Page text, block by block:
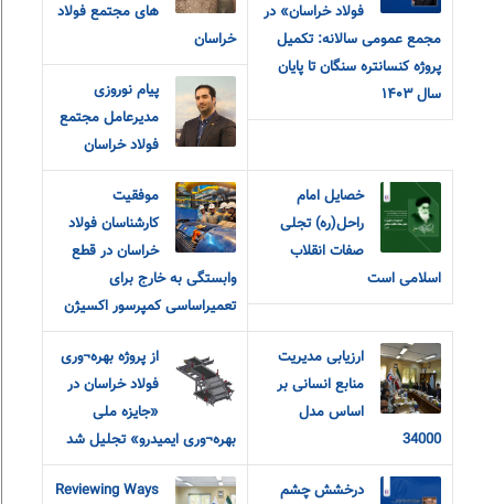
فولاد خراسان» در
مجمع عمومی سالانه: تکمیل
پروژه کنسانتره سنگان تا پایان
سال ۱۴۰۳
های مجتمع فولاد
خراسان
پیام نوروزی
مدیرعامل مجتمع
فولاد خراسان
خصایل امام
راحل(ره) تجلی
صفات انقلاب
اسلامی است
موفقیت
کارشناسان فولاد
خراسان در قطع
وابستگی به خارج برای
تعمیراساسی کمپرسور اکسیژن
ارزیابی مدیریت
منابع انسانی بر
اساس مدل
34000
از پروژه بهره¬وری
فولاد خراسان در
«جایزه ملی
بهره¬وری ایمیدرو» تجلیل شد
درخشش چشم
Reviewing Ways